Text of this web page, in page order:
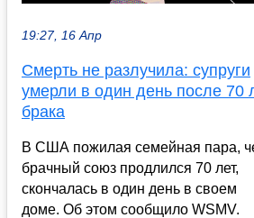
19:27, 16 Апр
Смерть не разлучила: супруги
умерли в один день после 70
брака
В США пожилая семейная пара,
брачный союз продлился 70 лет,
скончалась в один день в своем
доме. Об этом сообщило WSMV.